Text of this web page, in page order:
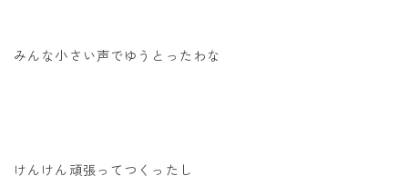
みんな小さい声でゆうとったわな
けんけん頑張ってつくったし